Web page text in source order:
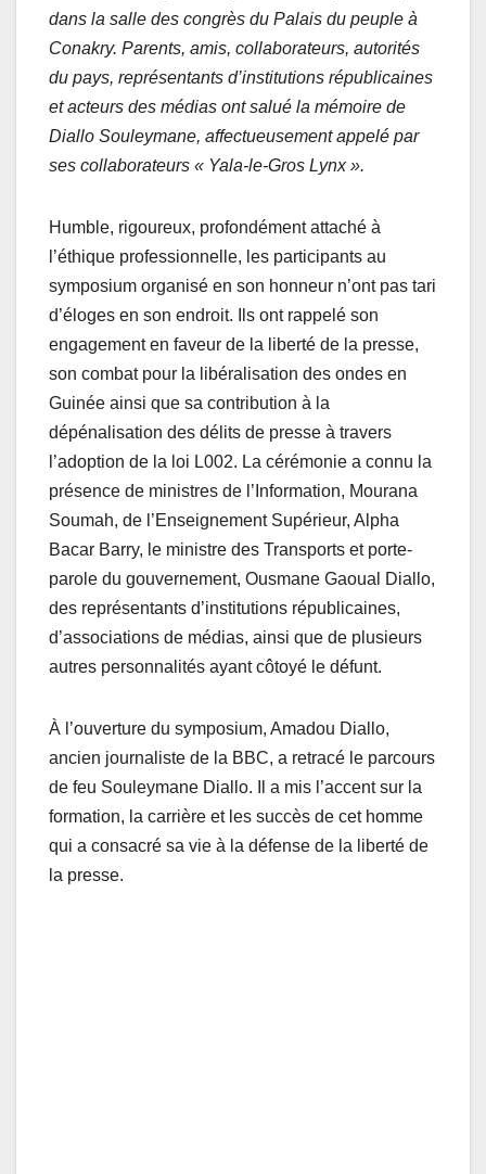
dans la salle des congrès du Palais du peuple à
Conakry. Parents, amis, collaborateurs, autorités
du pays, représentants d’institutions républicaines
et acteurs des médias ont salué la mémoire de
Diallo Souleymane, affectueusement appelé par
ses collaborateurs « Yala-le-Gros Lynx ».
Humble, rigoureux, profondément attaché à
l’éthique professionnelle, les participants au
symposium organisé en son honneur n’ont pas tari
d’éloges en son endroit. Ils ont rappelé son
engagement en faveur de la liberté de la presse,
son combat pour la libéralisation des ondes en
Guinée ainsi que sa contribution à la
dépénalisation des délits de presse à travers
l’adoption de la loi L002. La cérémonie a connu la
présence de ministres de l’Information, Mourana
Soumah, de l’Enseignement Supérieur, Alpha
Bacar Barry, le ministre des Transports et porte-
parole du gouvernement, Ousmane Gaoual Diallo,
des représentants d’institutions républicaines,
d’associations de médias, ainsi que de plusieurs
autres personnalités ayant côtoyé le défunt.
À l’ouverture du symposium, Amadou Diallo,
ancien journaliste de la BBC, a retracé le parcours
de feu Souleymane Diallo. Il a mis l’accent sur la
formation, la carrière et les succès de cet homme
qui a consacré sa vie à la défense de la liberté de
la presse.